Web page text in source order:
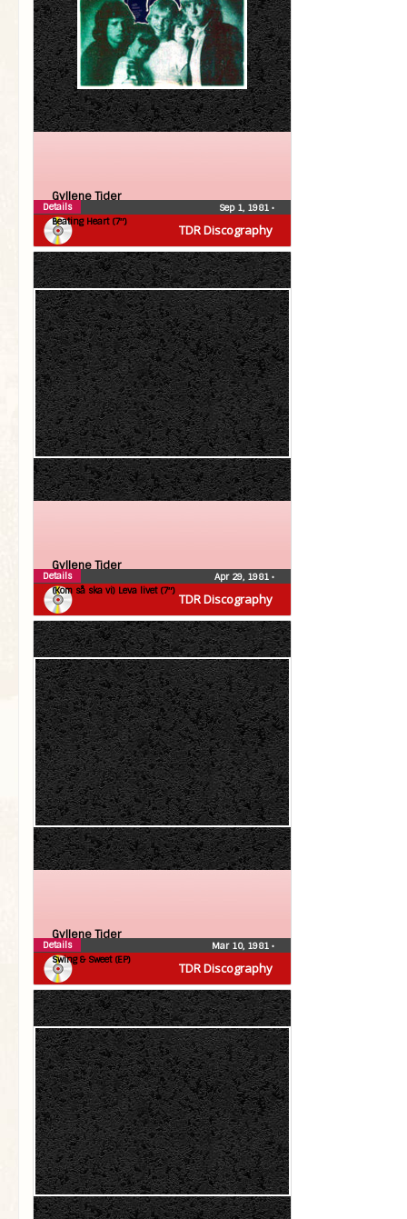
TDR Discography
Gyllene Tider
Beating Heart (7″)
Sep 1, 1981 •
Details
TDR Discography
Gyllene Tider
(Kom så ska vi) Leva livet (7″)
Apr 29, 1981 •
Details
TDR Discography
Gyllene Tider
Swing & Sweet (EP)
Mar 10, 1981 •
Details